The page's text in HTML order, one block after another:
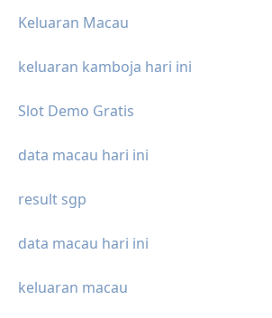
Keluaran Macau
keluaran kamboja hari ini
Slot Demo Gratis
data macau hari ini
result sgp
data macau hari ini
keluaran macau